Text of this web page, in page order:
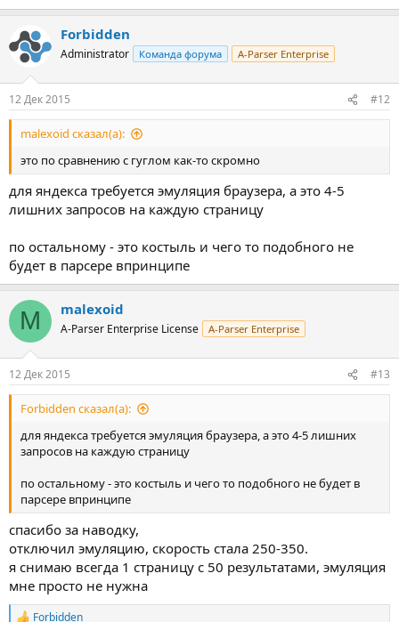
Forbidden
Administrator Команда форума A-Parser Enterprise
12 Дек 2015 #12
malexoid сказал(а):
это по сравнению с гуглом как-то скромно
для яндекса требуется эмуляция браузера, а это 4-5
лишних запросов на каждую страницу
по остальному - это костыль и чего то подобного не
будет в парсере впринципе
M malexoid
A-Parser Enterprise License A-Parser Enterprise
12 Дек 2015 #13
Forbidden сказал(а):
для яндекса требуется эмуляция браузера, а это 4-5 лишних
запросов на каждую страницу
по остальному - это костыль и чего то подобного не будет в
парсере впринципе
спасибо за наводку,
отключил эмуляцию, скорость стала 250-350.
я снимаю всегда 1 страницу с 50 результатами, эмуляция
мне просто не нужна
Forbidden